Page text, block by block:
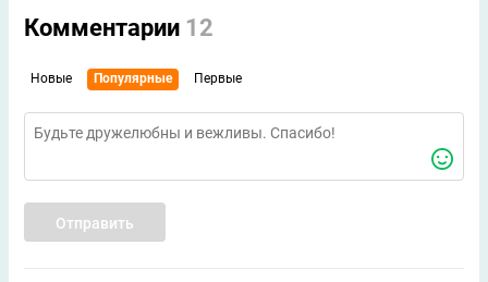
Комментарии 12
Новые Популярные Первые
Отправить